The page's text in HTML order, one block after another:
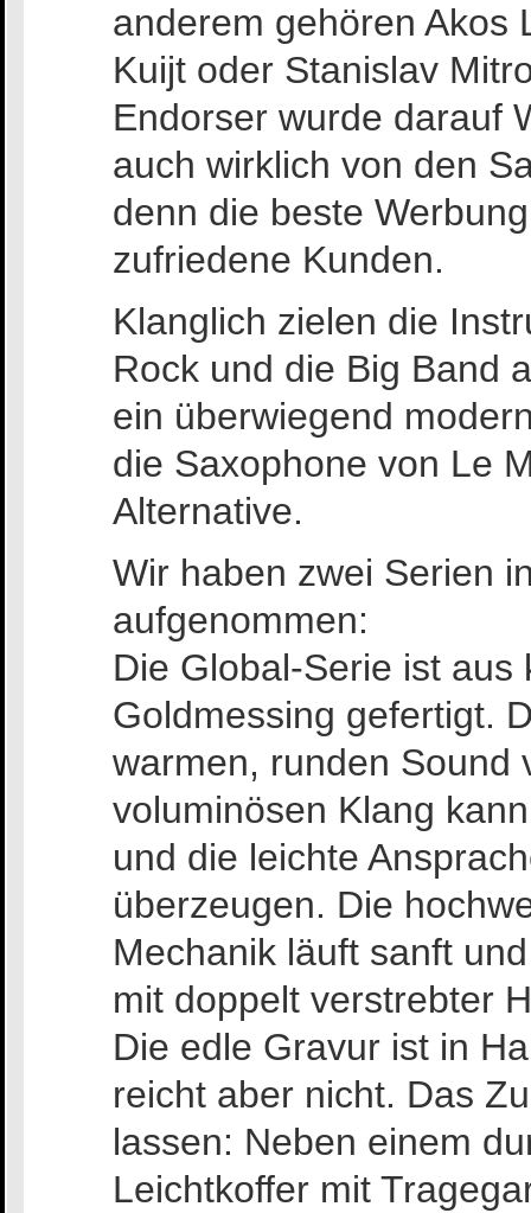
anderem gehören Akos
Kuijt oder Stanislav
Endorser wurde darauf
auch wirklich von den
denn die beste
zufriedene Kunden.
Klanglich zielen die
Rock und die Big Band
ein überwiegend
die Saxophone von Le
Alternative.
Wir haben zwei Serien
aufgenommen:
Die Global-Serie ist
Goldmessing gefertigt.
warmen, runden Sound
voluminösen Klang
und die leichte
überzeugen. Die
Mechanik läuft sanft
mit doppelt verstrebter
Die edle Gravur ist in
reicht aber nicht. Das
lassen: Neben einem
Leichtkoffer mit